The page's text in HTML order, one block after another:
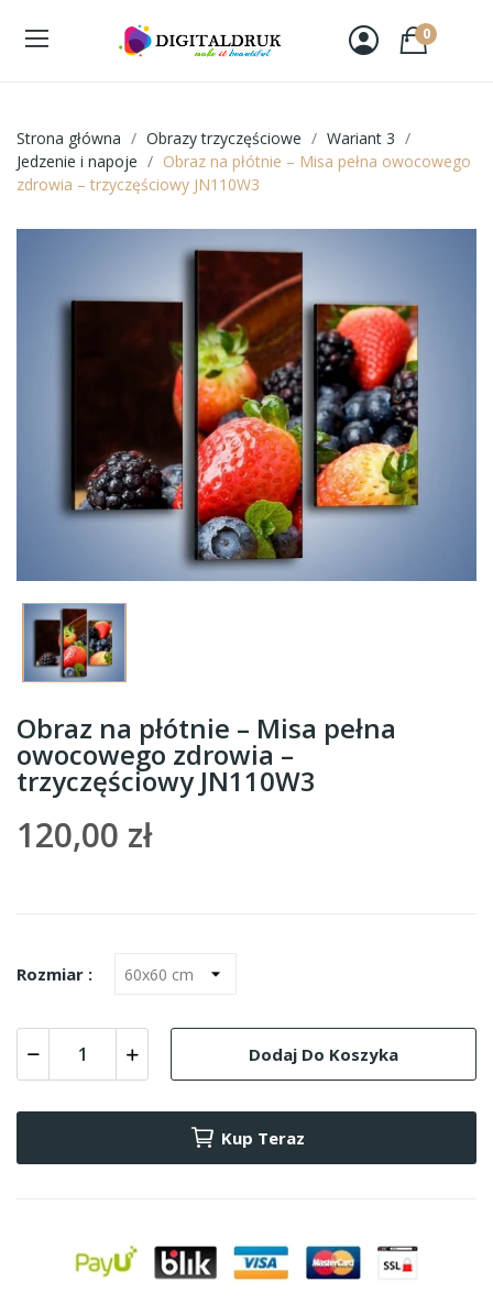
0
Strona główna Obrazy trzyczęściowe
Wariant 3
Jedzenie i napoje
Obraz na płótnie – Misa pełna owocowego
zdrowia – trzyczęściowy JN110W3
Obraz na płótnie – Misa pełna
owocowego zdrowia –
trzyczęściowy JN110W3
120,00 zł
Rozmiar :
Dodaj Do Koszyka
Kup Teraz